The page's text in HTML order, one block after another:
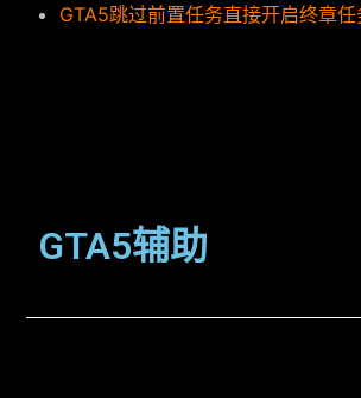
GTA5跳过前置任务直接开启终章任
GTA5辅助